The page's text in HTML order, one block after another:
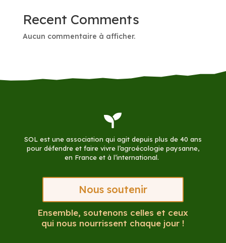
Recent Comments
Aucun commentaire à afficher.

SOL est une association qui agit depuis plus de 40 ans
pour défendre et faire vivre l’agroécologie paysanne,
en France et à l’international.
Nous soutenir
Ensemble, soutenons celles et ceux
qui nous nourrissent chaque jour !